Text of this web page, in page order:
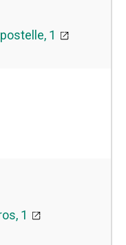
1
1